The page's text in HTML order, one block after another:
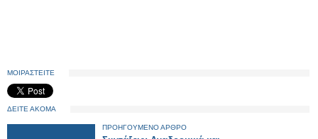
ΜΟΙΡΑΣΤΕΙΤΕ
ΔΕΙΤΕ ΑΚΟΜΑ
ΠΡΟΗΓΟΥΜΕΝΟ ΑΡΘΡΟ